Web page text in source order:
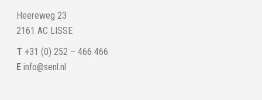
Heereweg 23
2161 AC LISSE
T +31 (0) 252 – 466 466
E info@senl.nl